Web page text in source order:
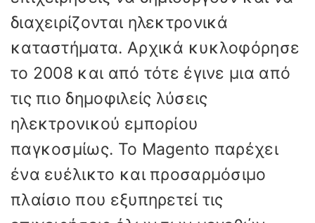
διαχειρίζονται ηλεκτρονικά
καταστήματα. Αρχικά κυκλοφόρησε
το 2008 και από τότε έγινε μια από
τις πιο δημοφιλείς λύσεις
ηλεκτρονικού εμπορίου
παγκοσμίως. Το Magento παρέχει
ένα ευέλικτο και προσαρμόσιμο
πλαίσιο που εξυπηρετεί τις